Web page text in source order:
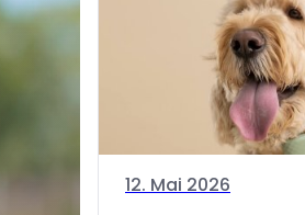
12. Mai 2026